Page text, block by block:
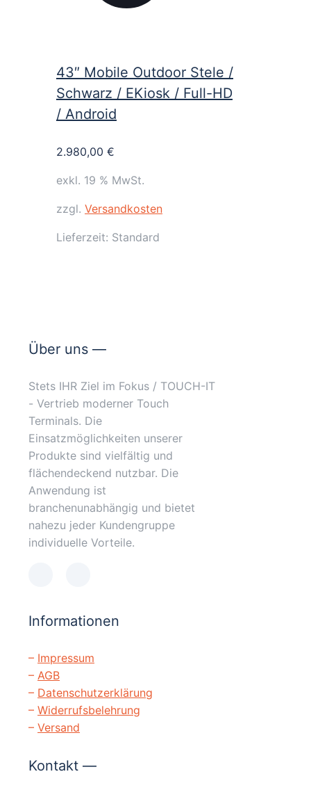
43″ Mobile Outdoor Stele /
Schwarz / EKiosk / Full-HD
/ Android
2.980,00 €
exkl. 19 % MwSt.
zzgl. Versandkosten
Lieferzeit: Standard
Über uns —
Stets IHR Ziel im Fokus / TOUCH-IT
- Vertrieb moderner Touch
Terminals. Die
Einsatzmöglichkeiten unserer
Produkte sind vielfältig und
flächendeckend nutzbar. Die
Anwendung ist
branchenunabhängig und bietet
nahezu jeder Kundengruppe
individuelle Vorteile.
Informationen
– Impressum
– AGB
– Datenschutzerklärung
– Widerrufsbelehrung
– Versand
Kontakt —